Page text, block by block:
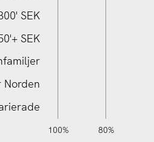
Norden
SEK
SEK
-40%
-20%100% 80%
120%
140%